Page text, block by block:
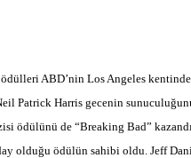
ödülleri ABD’nin Los Angeles
Patrick Harris gecenin
ödülünü de “Breaking Bad”
olduğu ödülün sahibi oldu. Jeff